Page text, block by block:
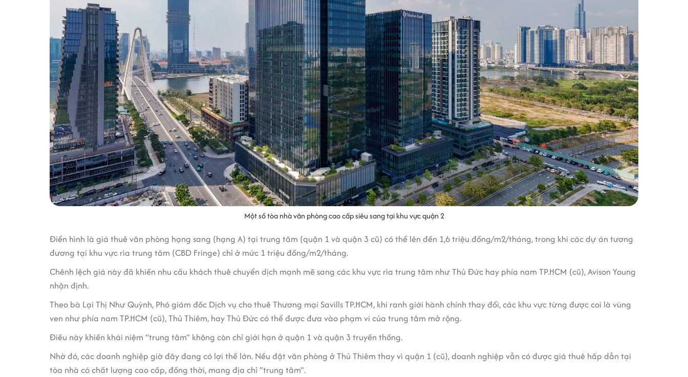
Một số tòa nhà văn phòng cao cấp siêu sang tại khu vực quận 2
Điển hình là giá thuê văn phòng hạng sang (hạng A) tại trung tâm (quận 1 và quận 3 cũ) có thể lên đến 1,6 triệu đồng/m2/tháng, trong khi các dự án tương
đương tại khu vực rìa trung tâm (CBD Fringe) chỉ ở mức 1 triệu đồng/m2/tháng.
Chênh lệch giá này đã khiến nhu cầu khách thuê chuyển dịch mạnh mẽ sang các khu vực rìa trung tâm như Thủ Đức hay phía nam TP.HCM (cũ), Avison Young
nhận định.
Theo bà Lại Thị Như Quỳnh, Phó giám đốc Dịch vụ cho thuê Thương mại Savills TP.HCM, khi ranh giới hành chính thay đổi, các khu vực từng được coi là vùng
ven như phía nam TP.HCM (cũ), Thủ Thiêm, hay Thủ Đức có thể được đưa vào phạm vi của trung tâm mở rộng.
Điều này khiến khái niệm “trung tâm” không còn chỉ giới hạn ở quận 1 và quận 3 truyền thống.
Nhờ đó, các doanh nghiệp giờ đây đang có lợi thế lớn. Nếu đặt văn phòng ở Thủ Thiêm thay vì quận 1 (cũ), doanh nghiệp vẫn có được giá thuê hấp dẫn tại
tòa nhà có chất lượng cao cấp, đồng thời, mang địa chỉ “trung tâm”.